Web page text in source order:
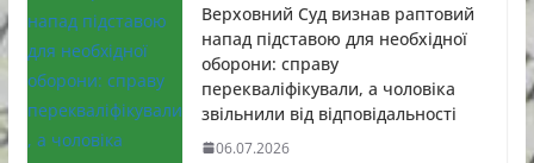
Верховний Суд визнав раптовий
напад підставою для необхідної
оборони: справу
перекваліфікували, а чоловіка
звільнили від відповідальності
06.07.2026